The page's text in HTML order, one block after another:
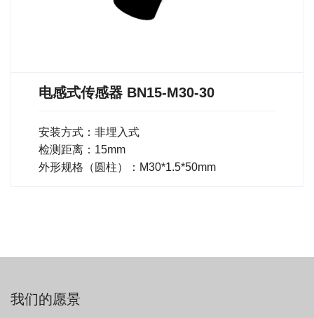
电感式传感器 BN15-M30-30
安装方式：非埋入式
检测距离：15mm
外形规格（圆柱）：M30*1.5*50mm
我们的愿景